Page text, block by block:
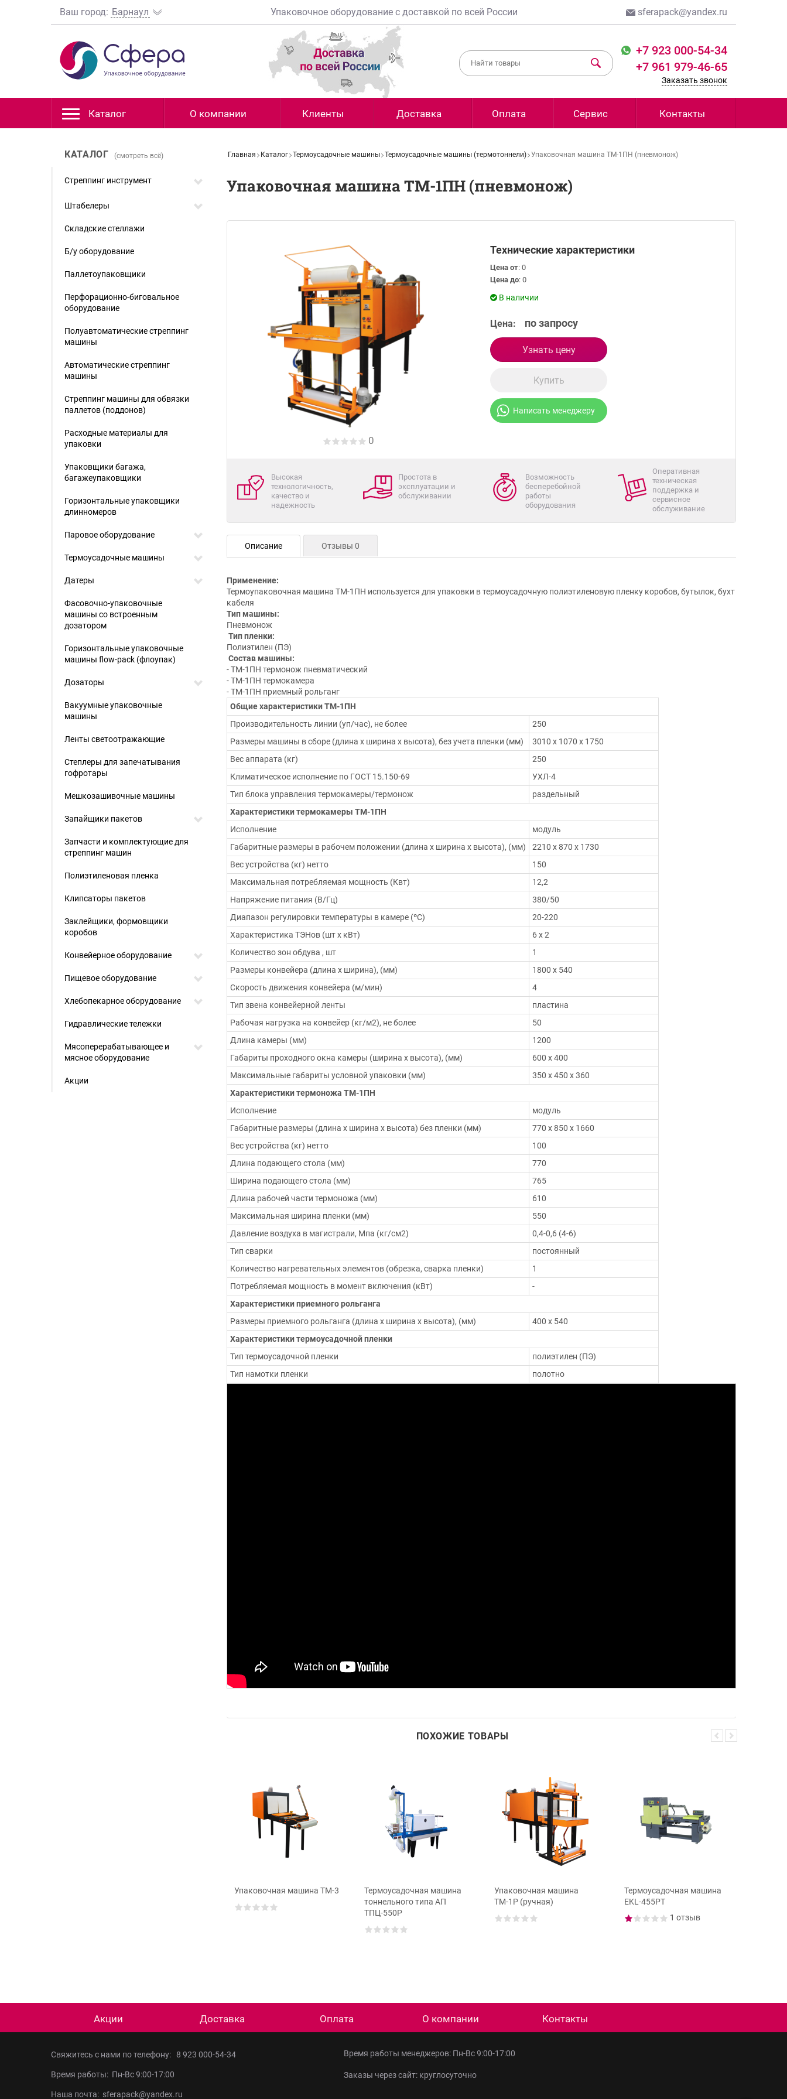
Ваш город: Барнаул Упаковочное оборудование с доставкой по всей России sferapack@yandex.ru
+7 923 000-54-34
+7 961 979-46-65
Заказать звонок
Каталог О компании Клиенты Доставка Оплата Сервис Контакты
Главная Каталог Термоусадочные машины Термоусадочные машины (термотоннели) Упаковочная машина ТМ-1ПН (пневмонож)
Упаковочная машина ТМ-1ПН (пневмонож)
0
Технические характеристики
Цена от: 0
Цена до: 0
В наличии
Цена: по запросу
Узнать цену
Купить
Написать менеджеру
Высокая
технологичность,
качество и
надежность
Простота в
эксплуатации и
обслуживании
Возможность
бесперебойной
работы
оборудования
Оперативная
техническая
поддержка и
сервисное
обслуживание
Описание Отзывы 0
Применение:
Термоупаковочная машина ТМ-1ПН используется для упаковки в термоусадочную полиэтиленовую пленку коробов, бутылок, бухт
кабеля
Тип машины:
Пневмонож
Тип пленки:
Полиэтилен (ПЭ)
Состав машины:
- ТМ-1ПН термонож пневматический
- ТМ-1ПН термокамера
- ТМ-1ПН приемный рольганг
Общие характеристики ТМ-1ПН
Производительность линии (уп/час), не более
250
Размеры машины в сборе (длина х ширина х высота), без учета пленки (мм)
3010 х 1070 х 1750
Вес аппарата (кг)
250
Климатическое исполнение по ГОСТ 15.150-69
УХЛ-4
Тип блока управления термокамеры/термонож
раздельный
Характеристики термокамеры ТМ-1ПН
Исполнение
модуль
Габаритные размеры в рабочем положении (длина х ширина х высота), (мм)
2210 х 870 х 1730
Вес устройства (кг) нетто
150
Максимальная потребляемая мощность (Квт)
12,2
Напряжение питания (В/Гц)
380/50
Диапазон регулировки температуры в камере (ºС)
20-220
Характеристика ТЭНов (шт х кВт)
6 х 2
Количество зон обдува , шт
1
Размеры конвейера (длина х ширина), (мм)
1800 х 540
Скорость движения конвейера (м/мин)
4
Тип звена конвейерной ленты
пластина
Рабочая нагрузка на конвейер (кг/м2), не более
50
Длина камеры (мм)
1200
Габариты проходного окна камеры (ширина х высота), (мм)
600 х 400
Максимальные габариты условной упаковки (мм)
350 х 450 х 360
Характеристики термоножа ТМ-1ПН
Исполнение
модуль
Габаритные размеры (длина х ширина х высота) без пленки (мм)
770 х 850 х 1660
Вес устройства (кг) нетто
100
Длина подающего стола (мм)
770
Ширина подающего стола (мм)
765
Длина рабочей части термоножа (мм)
610
Максимальная ширина пленки (мм)
550
Давление воздуха в магистрали, Мпа (кг/см2)
0,4-0,6 (4-6)
Тип сварки
постоянный
Количество нагревательных элементов (обрезка, сварка пленки)
1
Потребляемая мощность в момент включения (кВт)
-
Характеристики приемного рольганга
Размеры приемного рольганга (длина х ширина х высота), (мм)
400 х 540
Характеристики термоусадочной пленки
Тип термоусадочной пленки
полиэтилен (ПЭ)
Тип намотки пленки
полотно
ПОХОЖИЕ ТОВАРЫ
Упаковочная машина ТМ-3
Термоусадочная машина
тоннельного типа АП
ТПЦ-550Р
Упаковочная машина
ТМ-1Р (ручная)
Термоусадочная машина
EKL-455PT
1 отзыв
КАТАЛОГ (смотреть всё)
Стреппинг инструмент
Штабелеры
Складские стеллажи
Б/у оборудование
Паллетоупаковщики
Перфорационно-биговальное
оборудование
Полуавтоматические стреппинг
машины
Автоматические стреппинг
машины
Стреппинг машины для обвязки
паллетов (поддонов)
Расходные материалы для
упаковки
Упаковщики багажа,
багажеупаковщики
Горизонтальные упаковщики
длинномеров
Паровое оборудование
Термоусадочные машины
Датеры
Фасовочно-упаковочные
машины со встроенным
дозатором
Горизонтальные упаковочные
машины flow-pack (флоупак)
Дозаторы
Вакуумные упаковочные
машины
Ленты светоотражающие
Степлеры для запечатывания
гофротары
Мешкозашивочные машины
Запайщики пакетов
Запчасти и комплектующие для
стреппинг машин
Полиэтиленовая пленка
Клипсаторы пакетов
Заклейщики, формовщики
коробов
Конвейерное оборудование
Пищевое оборудование
Хлебопекарное оборудование
Гидравлические тележки
Мясоперерабатывающее и
мясное оборудование
Акции
Акции Доставка Оплата О компании Контакты
Свяжитесь с нами по телефону: 8 923 000-54-34
Время работы: Пн-Вс 9:00-17:00
Наша почта: sferapack@yandex.ru
Время работы менеджеров: Пн-Вс 9:00-17:00
Заказы через сайт: круглосуточно